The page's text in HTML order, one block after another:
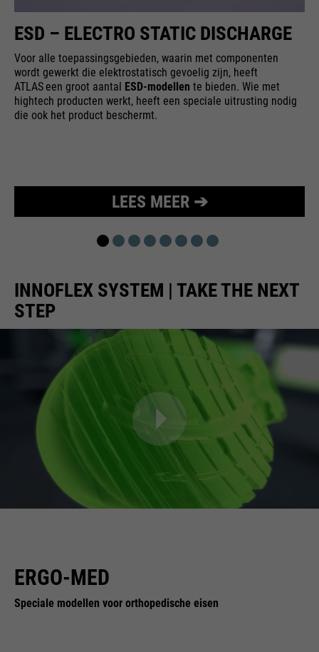
doel
Wordt gebruikt om de
aanvraagsnelheid te beperken.
ESD – ELECTRO STATIC DISCHARGE
Voor alle toepassingsgebieden, waarin met componenten
wordt gewerkt die elektrostatisch gevoelig zijn, heeft
ATLAS een groot aantal ESD-modellen te bieden. Wie met
hightech producten werkt, heeft een speciale uitrusting nodig
die ook het product beschermt.
LEES MEER ➔
INNOFLEX SYSTEM | TAKE THE NEXT
STEP
ERGO-MED
Speciale modellen voor orthopedische eisen